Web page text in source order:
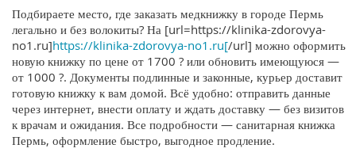
Подбираете место, где заказать медкнижку в городе Пермь
легально и без волокиты? На [url=https://klinika-zdorovya-
no1.ru]https://klinika-zdorovya-no1.ru[/url] можно оформить
новую книжку по цене от 1700 ? или обновить имеющуюся —
от 1000 ?. Документы подлинные и законные, курьер доставит
готовую книжку к вам домой. Всё удобно: отправить данные
через интернет, внести оплату и ждать доставку — без визитов
к врачам и ожидания. Все подробности — санитарная книжка
Пермь, оформление быстро, выгодное продление.